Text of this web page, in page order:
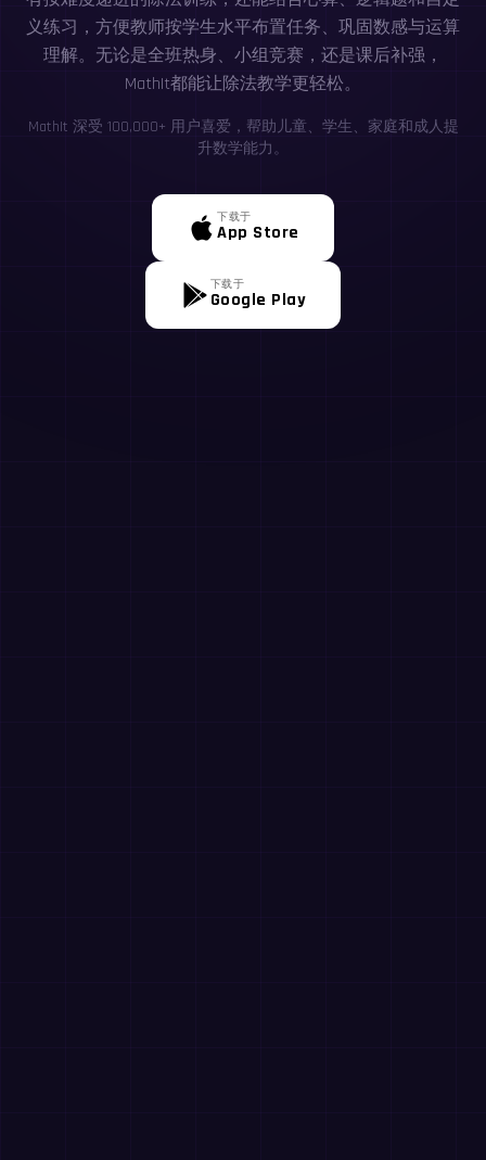
义练习，方便教师按学生水平布置任务、巩固数感与运算
理解。无论是全班热身、小组竞赛，还是课后补强，
MathIt都能让除法教学更轻松。
MathIt 深受 100,000+ 用户喜爱，帮助儿童、学生、家庭和成人提
升数学能力。
下载于
App Store
下载于
Google Play